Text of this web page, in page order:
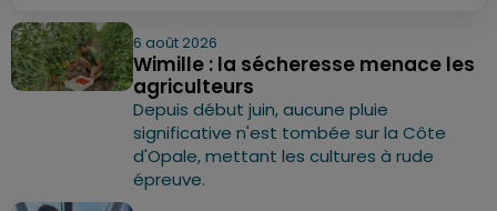
6 août 2026
Wimille : la sécheresse menace les
agriculteurs
Depuis début juin, aucune pluie
significative n'est tombée sur la Côte
d'Opale, mettant les cultures à rude
épreuve.